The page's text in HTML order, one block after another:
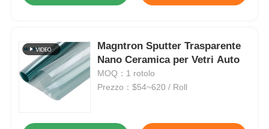
Magntron Sputter Trasparente
Nano Ceramica per Vetri Auto
MOQ：1 rotolo
Prezzo：$54~620 / Roll